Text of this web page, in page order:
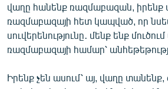
վաղը հանենք ռազմաբազան, իրենք
ռազմաբազայի հետ կապված, որ
սուվերենությունը․ մենք ենք
ռազմաբազայի համար՝
Իրենք չեն ասում՝ այ, վաղը տանենք,